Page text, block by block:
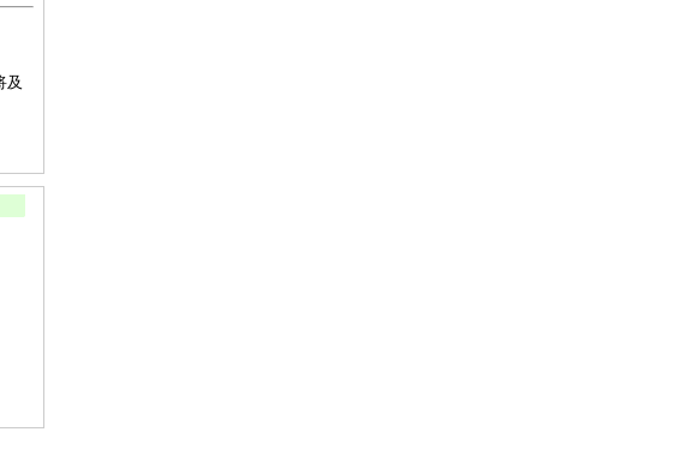
及